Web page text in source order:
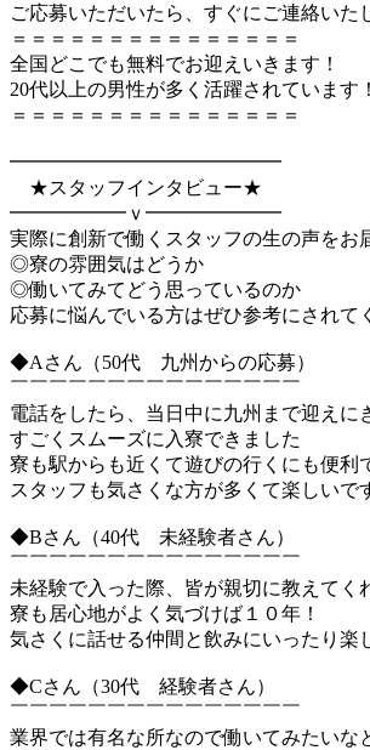
ご応募いただいたら、すぐにご連絡いた
＝＝＝＝＝＝＝＝＝＝＝＝＝＝＝
全国どこでも無料でお迎えいきます！
20代以上の男性が多く活躍されています！
＝＝＝＝＝＝＝＝＝＝＝＝＝＝＝
━━━━━━━━━━━━━━
★スタッフインタビュー★
━━━━━━ｖ━━━━━━━
実際に創新で働くスタッフの生の声をお
◎寮の雰囲気はどうか
◎働いてみてどう思っているのか
応募に悩んでいる方はぜひ参考にされて
◆Aさん（50代 九州からの応募）
￣￣￣￣￣￣￣￣￣￣￣￣￣￣￣
電話をしたら、当日中に九州まで迎えに
すごくスムーズに入寮できました
寮も駅からも近くて遊びの行くにも便利
スタッフも気さくな方が多くて楽しいで
◆Bさん（40代 未経験者さん）
￣￣￣￣￣￣￣￣￣￣￣￣￣￣￣
未経験で入った際、皆が親切に教えてく
寮も居心地がよく気づけば１０年！
気さくに話せる仲間と飲みにいったり楽
◆Cさん（30代 経験者さん）
￣￣￣￣￣￣￣￣￣￣￣￣￣￣￣
業界では有名な所なので働いてみたいな